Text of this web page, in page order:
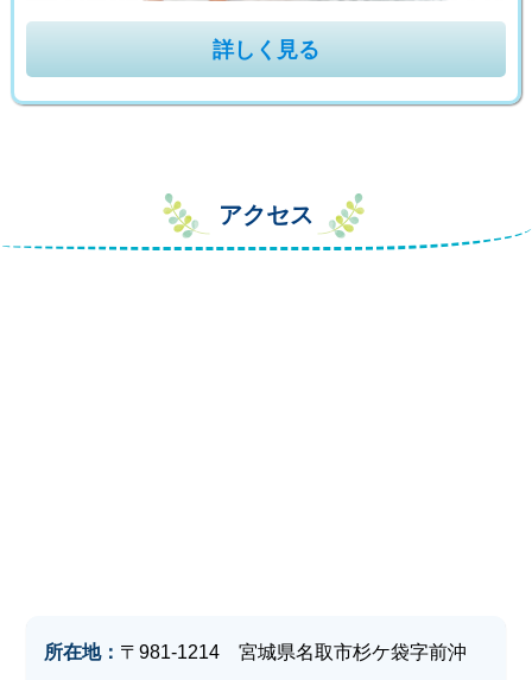
詳しく見る
アクセス
所在地： 〒981-1214 宮城県名取市杉ケ袋字前沖